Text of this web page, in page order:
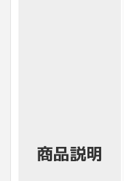
商品説明